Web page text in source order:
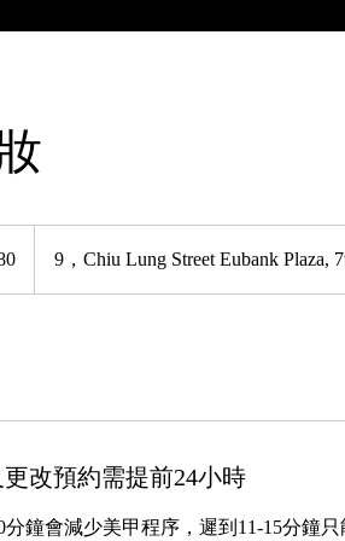
9，Chiu Lung Street Eubank Plaza,
改預約需提前24小時
分鐘會減少美甲程序，遲到11-15分鐘